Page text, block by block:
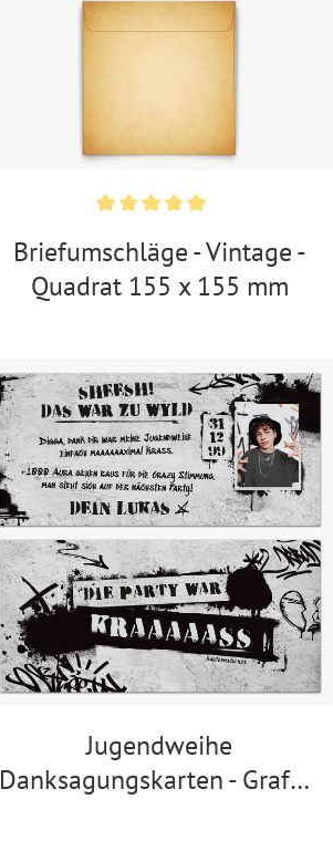
Briefumschläge - Vintage -
Quadrat 155 x 155 mm
Jugendweihe
Danksagungskarten - Graffiti